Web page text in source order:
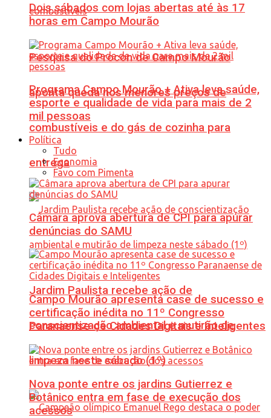
Pesquisa do Procon de Campo Mourão
aponta queda nos menores preços de
combustíveis e do gás de cozinha para
entrega
Jardim Paulista recebe ação de
conscientização ambiental e mutirão de
limpeza neste sábado (1º)
Dois sábados com lojas abertas até às 17
horas em Campo Mourão
Programa Campo Mourão + Ativa leva saúde,
esporte e qualidade de vida para mais de 2
mil pessoas
Política
Tudo
Economia
Favo com Pimenta
Câmara aprova abertura de CPI para apurar
denúncias do SAMU
Campo Mourão apresenta case de sucesso e
certificação inédita no 11º Congresso
Paranaense de Cidades Digitais e Inteligentes
Nova ponte entre os jardins Gutierrez e
Botânico entra em fase de execução dos
acessos